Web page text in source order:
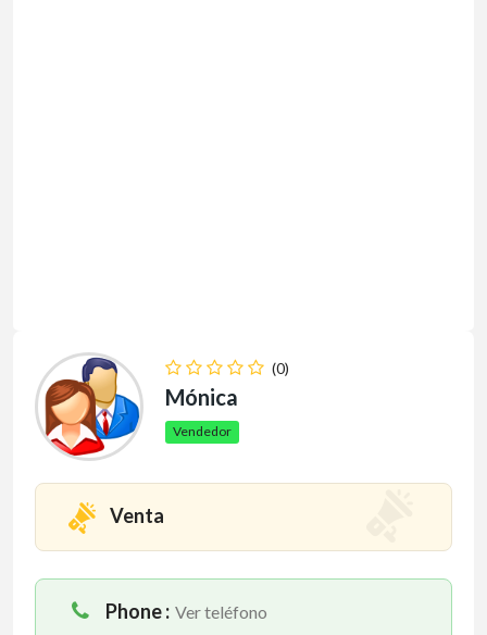
(0)
Mónica
Vendedor
Venta
Phone : Ver teléfono